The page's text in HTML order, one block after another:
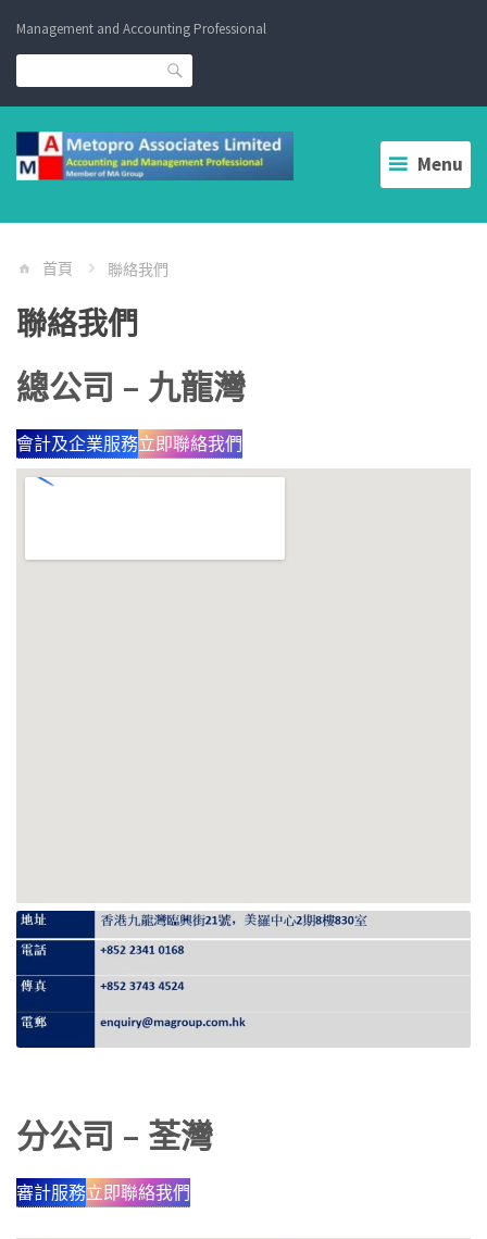
content
Management and Accounting Professional
Search
Menu
首頁 聯絡我們
聯絡我們
總公司 – 九龍灣
會計及企業服務立即聯絡我們
分公司 – 荃灣
審計服務立即聯絡我們